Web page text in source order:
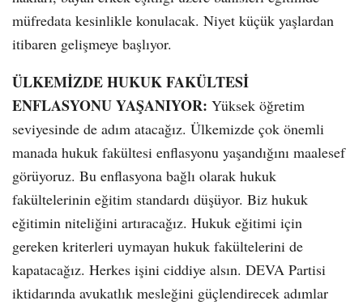
müfredata kesinlikle konulacak. Niyet küçük yaşlardan
itibaren gelişmeye başlıyor.
ÜLKEMİZDE HUKUK FAKÜLTESİ
ENFLASYONU YAŞANIYOR: Yüksek öğretim
seviyesinde de adım atacağız. Ülkemizde çok önemli
manada hukuk fakültesi enflasyonu yaşandığını maalesef
görüyoruz. Bu enflasyona bağlı olarak hukuk
fakültelerinin eğitim standardı düşüyor. Biz hukuk
eğitimin niteliğini artıracağız. Hukuk eğitimi için
gereken kriterleri uymayan hukuk fakültelerini de
kapatacağız. Herkes işini ciddiye alsın. DEVA Partisi
iktidarında avukatlık mesleğini güçlendirecek adımlar